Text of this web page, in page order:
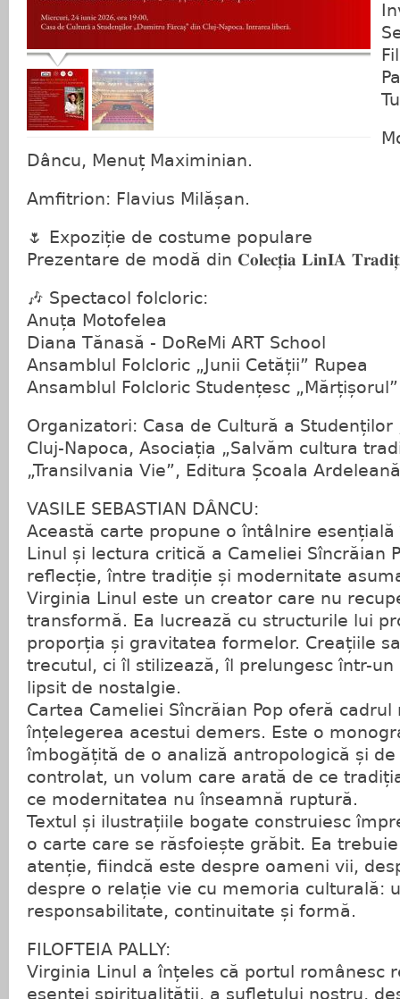
Dâncu, Menuț Maximinian.
Amfitrion: Flavius Milășan.
🌷 Expoziție de costume populare
Prezentare de modă din 𝐂𝐨𝐥𝐞𝐜𝐭̦𝐢𝐚 𝐋𝐢𝐧𝐈𝐀
🎶 Spectacol folcloric:
Anuța Motofelea
Diana Tănasă - DoReMi ART School
Ansamblul Folcloric „Junii Cetății” Rupea
Ansamblul Folcloric Studențesc
Organizatori: Casa de Cultură a Studenților
Cluj-Napoca, Asociația „Salvăm cultura
„Transilvania Vie”, Editura Școala
VASILE SEBASTIAN DÂNCU:
Această carte propune o întâlnire
Linul și lectura critică a Cameliei Sîncrăian
reflecție, între tradiție și modernitate
Virginia Linul este un creator care nu
transformă. Ea lucrează cu structurile lui
proporția și gravitatea formelor. Creațiile
trecutul, ci îl stilizează, îl prelungesc într-
lipsit de nostalgie.
Cartea Cameliei Sîncrăian Pop oferă
înțelegerea acestui demers. Este o
îmbogățită de o analiză antropologică și
controlat, un volum care arată de ce
ce modernitatea nu înseamnă ruptură.
Textul și ilustrațiile bogate construiesc
o carte care se răsfoiește grăbit. Ea
atenție, fiindcă este despre oameni vii,
despre o relație vie cu memoria culturală:
responsabilitate, continuitate și formă.
FILOFTEIA PALLY:
Virginia Linul a înțeles că portul românesc
esenței spiritualității, a sufletului nostru,